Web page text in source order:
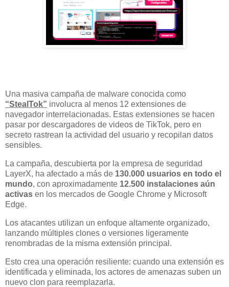
Una masiva campaña de malware conocida como
“StealTok” involucra al menos 12 extensiones de
navegador interrelacionadas. Estas extensiones se hacen
pasar por descargadores de videos de TikTok, pero en
secreto rastrean la actividad del usuario y recopilan datos
sensibles.
La campaña, descubierta por la empresa de seguridad
LayerX, ha afectado a más de 130.000 usuarios en todo el
mundo, con aproximadamente 12.500 instalaciones aún
activas en los mercados de Google Chrome y Microsoft
Edge.
Los atacantes utilizan un enfoque altamente organizado,
lanzando múltiples clones o versiones ligeramente
renombradas de la misma extensión principal.
Esto crea una operación resiliente: cuando una extensión es
identificada y eliminada, los actores de amenazas suben un
nuevo clon para reemplazarla.